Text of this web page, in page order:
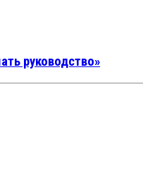
руководство»